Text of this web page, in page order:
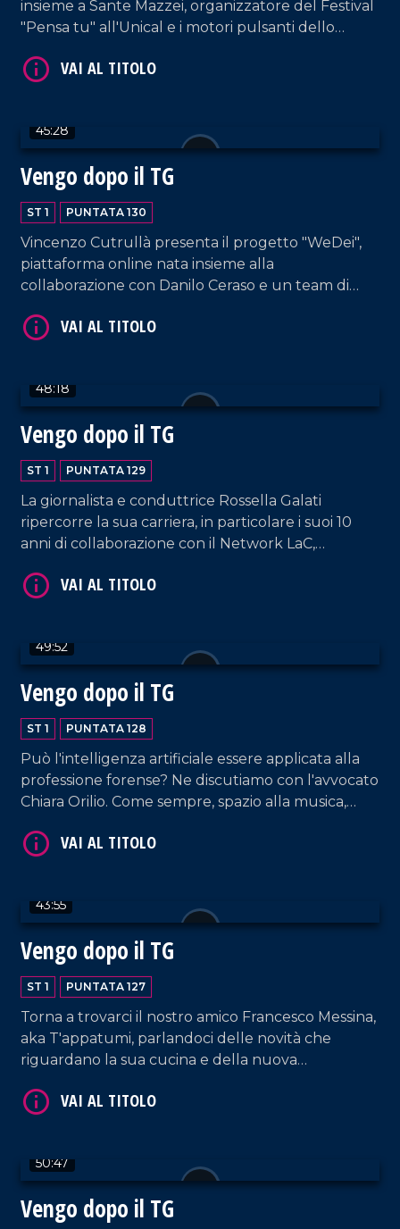
insieme a Sante Mazzei, organizzatore del Festival
"Pensa tu" all'Unical e i motori pulsanti dello
adattamento del celebre romanzo dello scrittore
45:28
Vengo dopo il TG
ST 1 PUNTATA 130
Vincenzo Cutrullà presenta il progetto "WeDei",
piattaforma online nata insieme alla
collaborazione con Danilo Ceraso e un team di
48:18
Vengo dopo il TG
ST 1 PUNTATA 129
La giornalista e conduttrice Rossella Galati
ripercorre la sua carriera, in particolare i suoi 10
anni di collaborazione con il Network LaC,
video omaggio e gli auguri dell'editore Domenico
49:52
Vengo dopo il TG
ST 1 PUNTATA 128
Può l'intelligenza artificiale essere applicata alla
professione forense? Ne discutiamo con l'avvocato
Chiara Orilio. Come sempre, spazio alla musica,
coppia Cosentino-Pagano. In collegamento, la
43:55
Vengo dopo il TG
ST 1 PUNTATA 127
Torna a trovarci il nostro amico Francesco Messina,
aka T'appatumi, parlandoci delle novità che
riguardano la sua cucina e della nuova
50:47
Vengo dopo il TG
VAI AL TITOLO
VAI AL TITOLO
VAI AL TITOLO
VAI AL TITOLO